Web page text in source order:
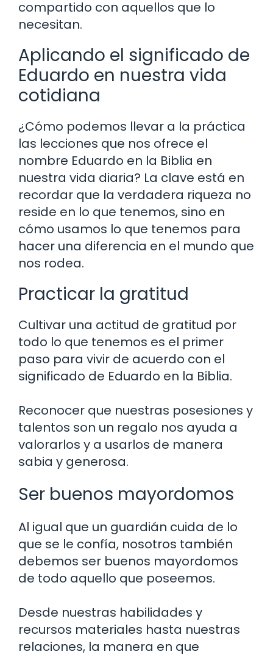
compartido con aquellos que lo
necesitan.
Aplicando el significado de
Eduardo en nuestra vida
cotidiana
¿Cómo podemos llevar a la práctica
las lecciones que nos ofrece el
nombre Eduardo en la Biblia en
nuestra vida diaria? La clave está en
recordar que la verdadera riqueza no
reside en lo que tenemos, sino en
cómo usamos lo que tenemos para
hacer una diferencia en el mundo que
nos rodea.
Practicar la gratitud
Cultivar una actitud de gratitud por
todo lo que tenemos es el primer
paso para vivir de acuerdo con el
significado de Eduardo en la Biblia.
Reconocer que nuestras posesiones y
talentos son un regalo nos ayuda a
valorarlos y a usarlos de manera
sabia y generosa.
Ser buenos mayordomos
Al igual que un guardián cuida de lo
que se le confía, nosotros también
debemos ser buenos mayordomos
de todo aquello que poseemos.
Desde nuestras habilidades y
recursos materiales hasta nuestras
relaciones, la manera en que